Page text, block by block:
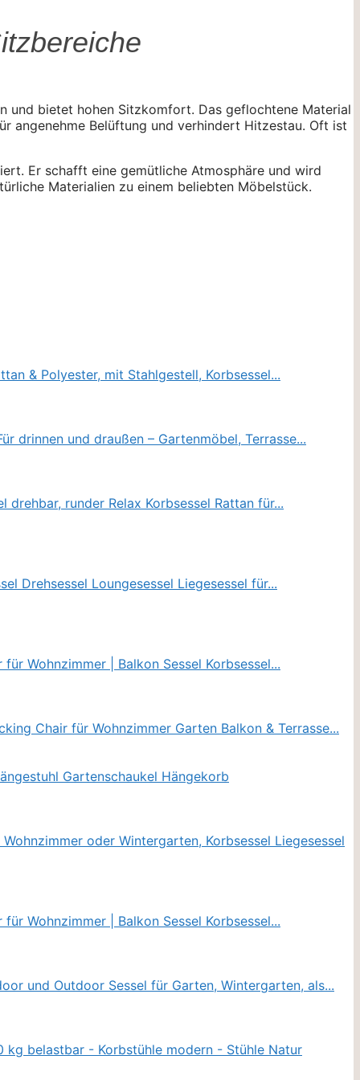
und bietet hohen Sitzkomfort. Das geflochtene Material
angenehme Belüftung und verhindert Hitzestau. Oft ist
Er schafft eine gemütliche Atmosphäre und wird
Materialien zu einem beliebten Möbelstück.